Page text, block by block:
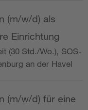
(m/w/d) als
Einrichtung
(30 Std./Wo.), SOS-
an der Havel
(m/w/d) für eine